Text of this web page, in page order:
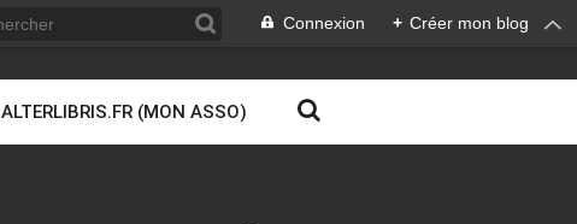
Connexion + Créer mon blog
ALTERLIBRIS.FR (MON ASSO)